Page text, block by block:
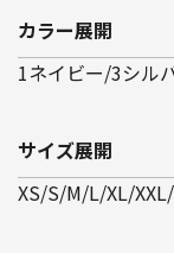
カラー展開
1ネイビー/3シル
サイズ展開
XS/S/M/L/XL/